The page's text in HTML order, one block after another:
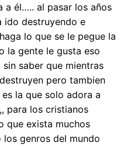
a él….. al pasar los años
ido destruyendo e
lo que se le pegue la
la gente le gusta eso
saber que mientras
pero tambien
la que solo adora a
para los cristianos
que exista muchos
genros del mundo